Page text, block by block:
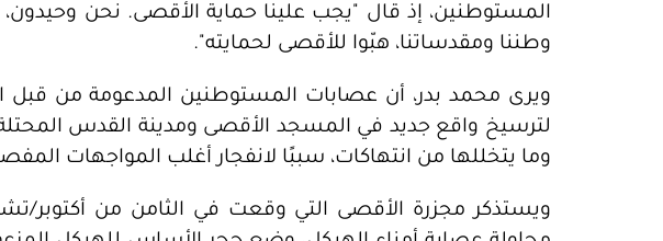
المستوطنين، إذ قال "يجب علينا حماية الأقصى. نحن وحيدون،
وطننا ومقدساتنا، هبّوا للأقصى لحمايته".
ويرى محمد بدر، أن عصابات المستوطنين المدعومة من قبل
لترسيخ واقع جديد في المسجد الأقصى ومدينة القدس المحتلة،
وما يتخللها من انتهاكات، سببًا لانفجار أغلب المواجهات